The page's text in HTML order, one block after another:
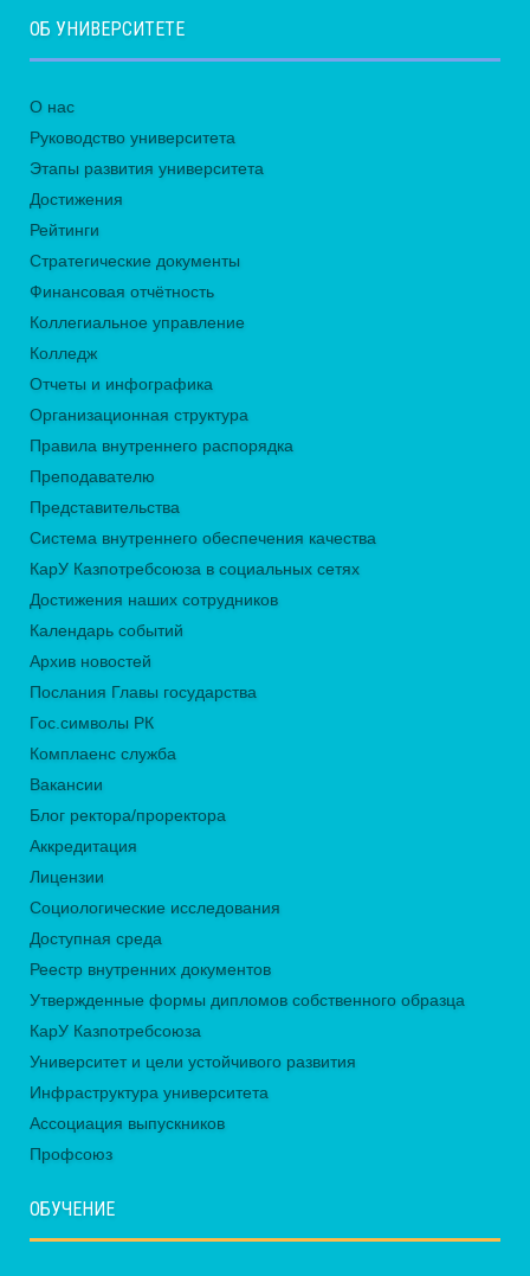
ОБ УНИВЕРСИТЕТЕ
О нас
Руководство университета
Этапы развития университета
Достижения
Рейтинги
Стратегические документы
Финансовая отчётность
Коллегиальное управление
Колледж
Отчеты и инфографика
Организационная структура
Правила внутреннего распорядка
Преподавателю
Представительства
Система внутреннего обеспечения качества
КарУ Казпотребсоюза в социальных сетях
Достижения наших сотрудников
Календарь событий
Архив новостей
Послания Главы государства
Гос.символы РК
Комплаенс служба
Вакансии
Блог ректора/проректора
Аккредитация
Лицензии
Социологические исследования
Доступная среда
Реестр внутренних документов
Утвержденные формы дипломов собственного образца
КарУ Казпотребсоюза
Университет и цели устойчивого развития
Инфраструктура университета
Ассоциация выпускников
Профсоюз
ОБУЧЕНИЕ